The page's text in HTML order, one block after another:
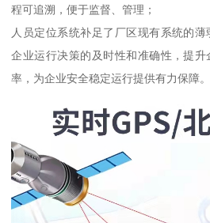
程可追溯，便于监督、管理；
人员定位系统补足了厂区现有系统的
企业运行决策的及时性和准确性，提
率，为企业安全稳定运行提供有力保障。